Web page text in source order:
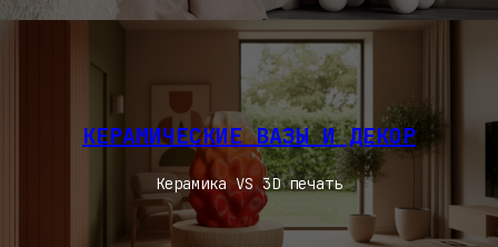
КЕРАМИЧЕСКИЕ ВАЗЫ И ДЕКОР
Керамика VS 3D печать